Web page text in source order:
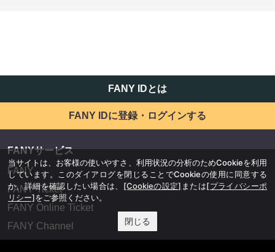
FANY IDとは
FANY IDに登録・ログインする
FANYサービス
FANY
FANY Ticket
FANY Online Ticket
FANY Channel
当サイトは、お客様の使いやすさ、利用状況の分析のためCookieを利用
しています。このダイアログを閉じることでCookieの使用に同意する
か、詳細を確認したい場合は、 [Cookieの設定] または[プライバシーポ
リシー]をご参照ください。
閉じる